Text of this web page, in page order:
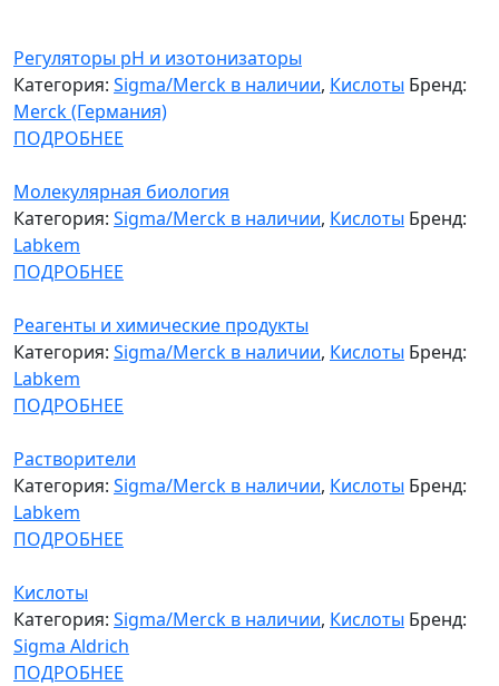
Регуляторы pH и изотонизаторы
Категория: Sigma/Merck в наличии, Кислоты Бренд:
Merck (Германия)
ПОДРОБНЕЕ
Молекулярная биология
Категория: Sigma/Merck в наличии, Кислоты Бренд:
Labkem
ПОДРОБНЕЕ
Реагенты и химические продукты
Категория: Sigma/Merck в наличии, Кислоты Бренд:
Labkem
ПОДРОБНЕЕ
Растворители
Категория: Sigma/Merck в наличии, Кислоты Бренд:
Labkem
ПОДРОБНЕЕ
Кислоты
Категория: Sigma/Merck в наличии, Кислоты Бренд:
Sigma Aldrich
ПОДРОБНЕЕ